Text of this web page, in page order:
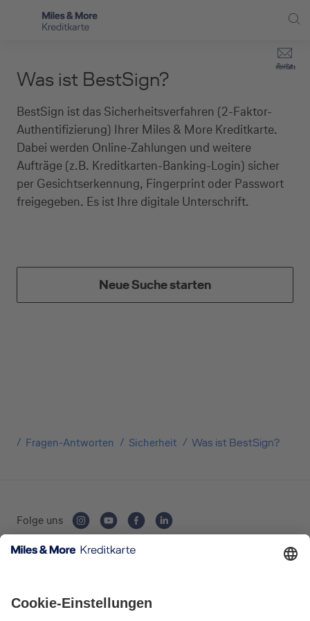
Direkt zur Suche (Enter drücken)
Direkt zum Hauptinhalt (Enter drücken)
Kontakt
Suche
Unternehmen
Service
Miles & More Programm
Schritt für Schritt zur neuen Karte
Kreditkarte empfehlen
Was ist BestSign?
BestSign ist das Sicherheitsverfahren (2-Faktor-
Authentifizierung) Ihrer Miles & More Kreditkarte.
Dabei werden Online-Zahlungen und weitere
Aufträge (z.B. Kreditkarten-Banking-Login) sicher
per Gesichtserkennung, Fingerprint oder Passwort
freigegeben. Es ist Ihre digitale Unterschrift.
Neue Suche starten
Fragen-Antworten Sicherheit Was ist BestSign?
Folge uns
Suchen Sie eine Kreditkarte für die private oder
geschäftliche Nutzung? Oder möchten Sie
Private Nutzung